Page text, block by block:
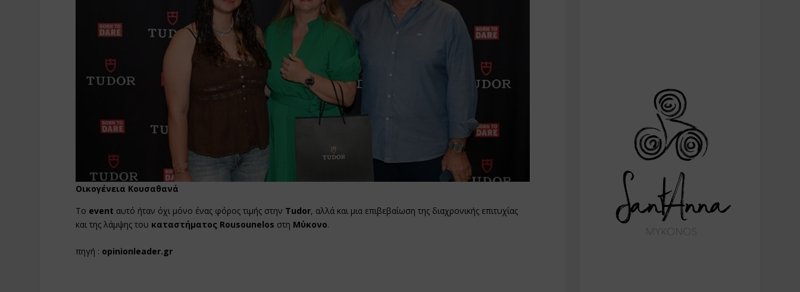
Οικογένεια Κουσαθανά
Το event αυτό ήταν όχι μόνο ένας φόρος τιμής στην Tudor, αλλά και μια επιβεβαίωση της διαχρονικής επιτυχίας
και της λάμψης του καταστήματος Rousounelos στη Μύκονο.
πηγή : opinionleader.gr